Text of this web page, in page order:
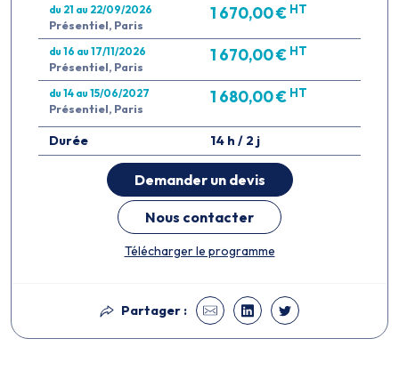
du 21 au 22/09/2026
Présentiel, Paris
1 670,00 € HT
du 16 au 17/11/2026
Présentiel, Paris
1 670,00 € HT
du 14 au 15/06/2027
Présentiel, Paris
1 680,00 € HT
Durée 14 h / 2 j
Demander un devis
Nous contacter
Télécharger le programme
Partager :